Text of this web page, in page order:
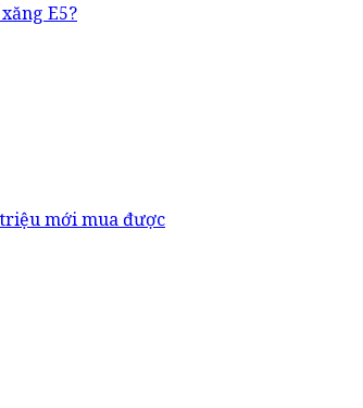
E5?
mới mua được